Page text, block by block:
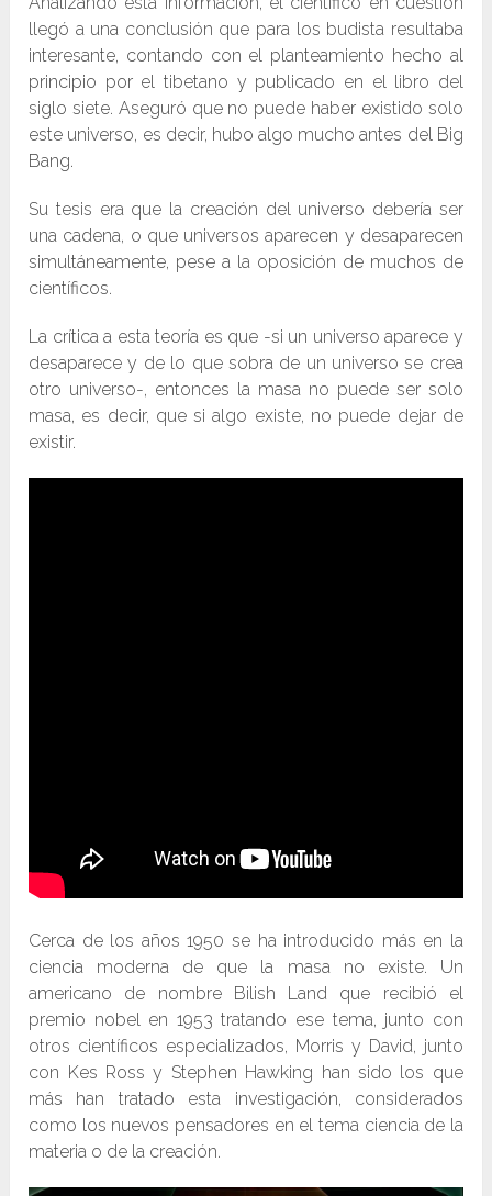
llegó a una conclusión que para los budista resultaba
interesante, contando con el planteamiento hecho al
principio por el tibetano y publicado en el libro del
siglo siete. Aseguró que no puede haber existido solo
este universo, es decir, hubo algo mucho antes del Big
Bang.
Su tesis era que la creación del universo debería ser
una cadena, o que universos aparecen y desaparecen
simultáneamente, pese a la oposición de muchos de
científicos.
La crítica a esta teoría es que -si un universo aparece y
desaparece y de lo que sobra de un universo se crea
otro universo-, entonces la masa no puede ser solo
masa, es decir, que si algo existe, no puede dejar de
existir.
Cerca de los años 1950 se ha introducido más en la
ciencia moderna de que la masa no existe. Un
americano de nombre Bilish Land que recibió el
premio nobel en 1953 tratando ese tema, junto con
otros científicos especializados, Morris y David, junto
con Kes Ross y Stephen Hawking han sido los que
más han tratado esta investigación, considerados
como los nuevos pensadores en el tema ciencia de la
materia o de la creación.